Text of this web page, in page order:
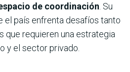
de coordinación . Su
el país enfrenta desafíos tanto
que requieren una estrategia
y el sector privado.